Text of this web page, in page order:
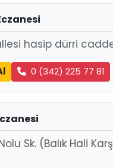
hasip dürri
0 (342) 225 77 81
Sk. (Balık Hali